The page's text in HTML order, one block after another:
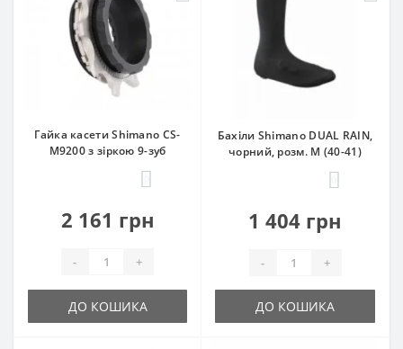
Гайка касети Shimano CS-
М9200 з зіркою 9-зуб
2 161 грн
- +
ДО КОШИКА
Бахіли Shimano DUAL RAIN,
чорний, розм. М (40-41)
1 404 грн
- +
ДО КОШИКА